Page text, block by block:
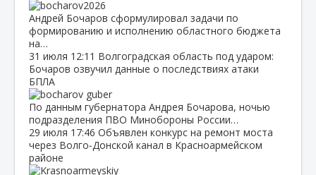
Андрей Бочаров сформулировал задачи по
формированию и исполнению областного бюджета
на…
31 июля 12:11 Волгоградская область под ударом:
Бочаров озвучил данные о последствиях атаки
БПЛА
По данным губернатора Андрея Бочарова, ночью
подразделения ПВО Минобороны России…
29 июля 17:46 Объявлен конкурс на ремонт моста
через Волго‑Донской канал в Красноармейском
районе